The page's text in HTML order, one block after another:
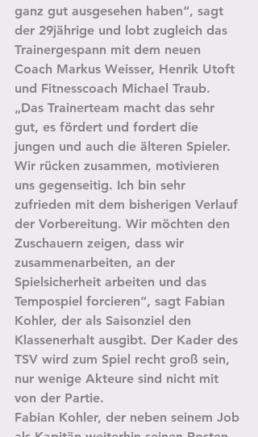
ganz gut ausgesehen haben“, sagt
der 29jährige und lobt zugleich das
Trainergespann mit dem neuen
Coach Markus Weisser, Henrik Utoft
und Fitnesscoach Michael Traub.
„Das Trainerteam macht das sehr
gut, es fördert und fordert die
jungen und auch die älteren Spieler.
Wir rücken zusammen, motivieren
uns gegenseitig. Ich bin sehr
zufrieden mit dem bisherigen Verlauf
der Vorbereitung. Wir möchten den
Zuschauern zeigen, dass wir
zusammenarbeiten, an der
Spielsicherheit arbeiten und das
Tempospiel forcieren“, sagt Fabian
Kohler, der als Saisonziel den
Klassenerhalt ausgibt. Der Kader des
TSV wird zum Spiel recht groß sein,
nur wenige Akteure sind nicht mit
von der Partie.
Fabian Kohler, der neben seinem Job